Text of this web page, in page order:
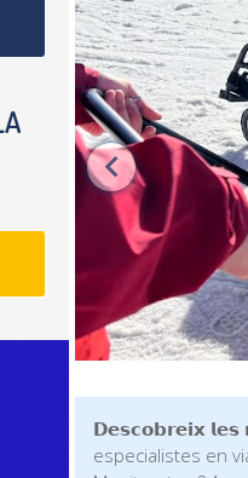
𝗗𝗲𝘀𝗰𝗼𝗯𝗿𝗲𝗶𝘅 𝗹𝗲𝘀
especialistes en